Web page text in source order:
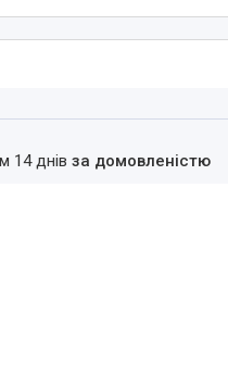
14 днів за домовленістю